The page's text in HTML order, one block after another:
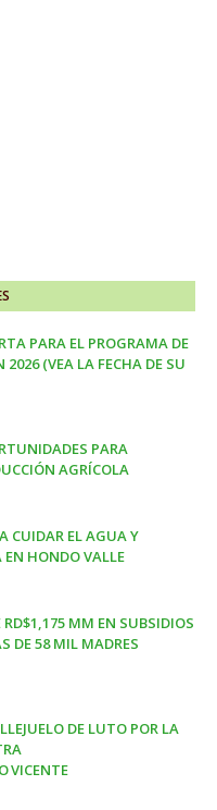
PARA EL PROGRAMA DE
2026 (VEA LA FECHA DE SU
PARA
AGRÍCOLA
CUIDAR EL AGUA Y
EN HONDO VALLE
RD$1,175 MM EN SUBSIDIOS
DE 58 MIL MADRES
DE LUTO POR LA
VICENTE